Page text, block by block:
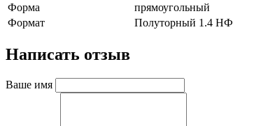
Форма
прямоугольный
Формат
Полуторный 1.4 НФ
Написать отзыв
Ваше имя